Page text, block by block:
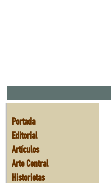
Portada
Editorial
Artículos
Arte Central
Historietas